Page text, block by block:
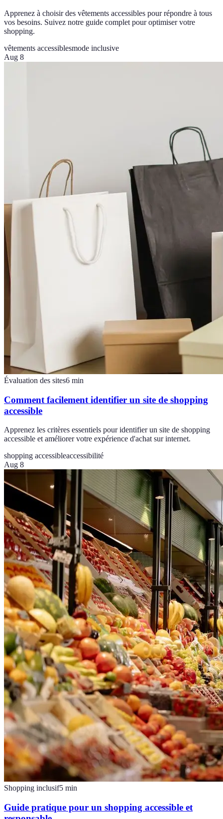
Apprenez à choisir des vêtements accessibles pour répondre à tous
vos besoins. Suivez notre guide complet pour optimiser votre
shopping.
vêtements accessiblesmode inclusive
Aug 8
Évaluation des sites6 min
Comment facilement identifier un site de shopping
accessible
Apprenez les critères essentiels pour identifier un site de shopping
accessible et améliorer votre expérience d'achat sur internet.
shopping accessibleaccessibilité
Aug 8
Shopping inclusif5 min
Guide pratique pour un shopping accessible et